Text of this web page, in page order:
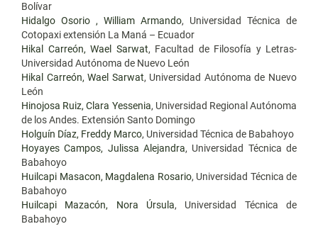
Bolívar
Hidalgo Osorio , William Armando, Universidad Técnica de
Cotopaxi extensión La Maná – Ecuador
Hikal Carreón, Wael Sarwat, Facultad de Filosofía y Letras-
Universidad Autónoma de Nuevo León
Hikal Carreón, Wael Sarwat, Universidad Autónoma de Nuevo
León
Hinojosa Ruiz, Clara Yessenia, Universidad Regional Autónoma
de los Andes. Extensión Santo Domingo
Holguín Díaz, Freddy Marco, Universidad Técnica de Babahoyo
Hoyayes Campos, Julissa Alejandra, Universidad Técnica de
Babahoyo
Huilcapi Masacon, Magdalena Rosario, Universidad Técnica de
Babahoyo
Huilcapi Mazacón, Nora Úrsula, Universidad Técnica de
Babahoyo